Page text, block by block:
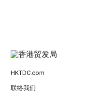
HKTDC.com
联络我们